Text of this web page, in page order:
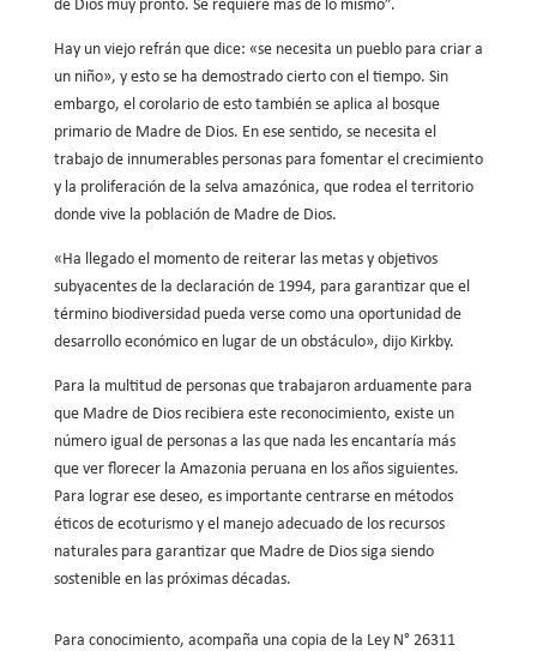
de Dios muy pronto. Se requiere más de lo mismo”.
Hay un viejo refrán que dice: «se necesita un pueblo para criar a
un niño», y esto se ha demostrado cierto con el tiempo. Sin
embargo, el corolario de esto también se aplica al bosque
primario de Madre de Dios. En ese sentido, se necesita el
trabajo de innumerables personas para fomentar el crecimiento
y la proliferación de la selva amazónica, que rodea el territorio
donde vive la población de Madre de Dios.
«Ha llegado el momento de reiterar las metas y objetivos
subyacentes de la declaración de 1994, para garantizar que el
término biodiversidad pueda verse como una oportunidad de
desarrollo económico en lugar de un obstáculo», dijo Kirkby.
Para la multitud de personas que trabajaron arduamente para
que Madre de Dios recibiera este reconocimiento, existe un
número igual de personas a las que nada les encantaría más
que ver florecer la Amazonia peruana en los años siguientes.
Para lograr ese deseo, es importante centrarse en métodos
éticos de ecoturismo y el manejo adecuado de los recursos
naturales para garantizar que Madre de Dios siga siendo
sostenible en las próximas décadas.
Para conocimiento, acompaña una copia de la Ley N° 26311